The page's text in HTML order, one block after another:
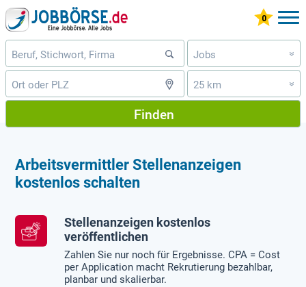
Jobs »
25 km »
Finden
Arbeitsvermittler Stellenanzeigen
kostenlos schalten
Stellenanzeigen kostenlos
veröffentlichen
Zahlen Sie nur noch für Ergebnisse. CPA = Cost
per Application macht Rekrutierung bezahlbar,
planbar und skalierbar.